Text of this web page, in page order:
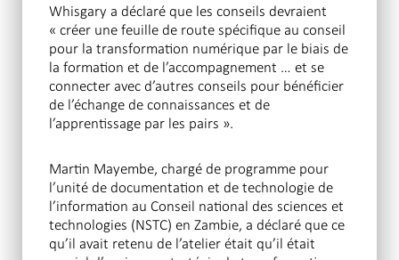
Whisgary a déclaré que les conseils devraient
« créer une feuille de route spécifique au conseil
pour la transformation numérique par le biais de
la formation et de l’accompagnement … et se
connecter avec d’autres conseils pour bénéficier
de l’échange de connaissances et de
l’apprentissage par les pairs ».
Martin Mayembe, chargé de programme pour
l’unité de documentation et de technologie de
l’information au Conseil national des sciences et
technologies (NSTC) en Zambie, a déclaré que ce
qu’il avait retenu de l’atelier était qu’il était